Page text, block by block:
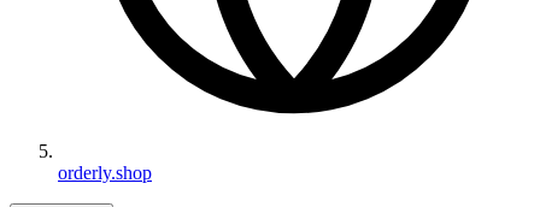
orderly.shop